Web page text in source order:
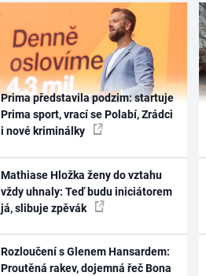
Prima představila podzim: startuje
Prima sport, vrací se Polabí, Zrádci
i nové kriminálky
Mathiase Hložka ženy do vztahu
vždy uhnaly: Teď budu iniciátorem
já, slibuje zpěvák
Rozloučení s Glenem Hansardem:
Proutěná rakev, dojemná řeč Bona